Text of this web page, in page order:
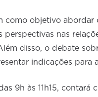
como objetivo abordar
perspectivas nas
disso, o debate
indicações para
9h às 11h15,